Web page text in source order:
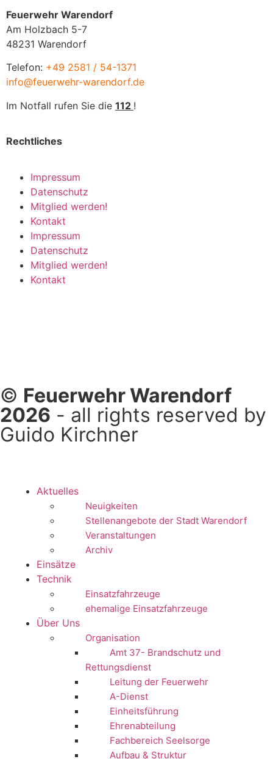
Feuerwehr Warendorf
Am Holzbach 5-7
48231 Warendorf
Telefon: +49 2581 / 54-1371
info@feuerwehr-warendorf.de
Im Notfall rufen Sie die 112 !
Rechtliches
Impressum
Datenschutz
Mitglied werden!
Kontakt
Impressum
Datenschutz
Mitglied werden!
Kontakt
© Feuerwehr Warendorf
2026 - all rights reserved by
Guido Kirchner
Aktuelles
Neuigkeiten
Stellenangebote der Stadt Warendorf
Veranstaltungen
Archiv
Einsätze
Technik
Einsatzfahrzeuge
ehemalige Einsatzfahrzeuge
Über Uns
Organisation
Amt 37- Brandschutz und
Rettungsdienst
Leitung der Feuerwehr
A-Dienst
Einheitsführung
Ehrenabteilung
Fachbereich Seelsorge
Aufbau & Struktur